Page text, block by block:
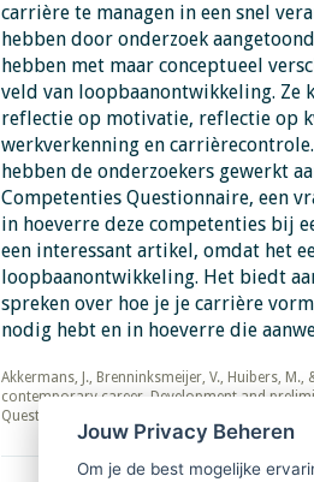
carrière te managen in een snel
hebben door onderzoek
hebben met maar conceptueel
veld van loopbaanontwikkeling. Ze
reflectie op motivatie, reflectie op
werkverkenning en
hebben de onderzoekers gewerkt
Competenties Questionnaire, een
in hoeverre deze competenties bij
een interessant artikel, omdat het
loopbaanontwikkeling. Het biedt
spreken over hoe je je carrière
nodig hebt en in hoeverre die
​​​​​​​Akkermans, J., Brenninksmeijer, V., Huibers,
contemporary career. Development and
Questionnaire. Journal of Career Development,
Jouw Privacy Beheren
Om je de best mogelijke